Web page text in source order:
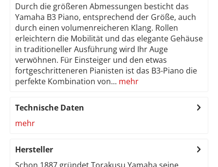
Durch die größeren Abmessungen besticht das
Yamaha B3 Piano, entsprechend der Größe, auch
durch einen volumenreicheren Klang. Rollen
erleichtern die Mobilität und das elegante Gehäuse
in traditioneller Ausführung wird Ihr Auge
verwöhnen. Für Einsteiger und den etwas
fortgeschritteneren Pianisten ist das B3-Piano die
perfekte Kombination von... mehr
Technische Daten
mehr
Hersteller